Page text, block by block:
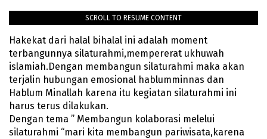
SCROLL TO RESUME CONTENT
Hakekat dari halal bihalal ini adalah moment
terbangunnya silaturahmi,mempererat ukhuwah
islamiah.Dengan membangun silaturahmi maka akan
terjalin hubungan emosional hablumminnas dan
Hablum Minallah karena itu kegiatan silaturahmi ini
harus terus dilakukan.
Dengan tema ” Membangun kolaborasi melelui
silaturahmi “mari kita membangun pariwisata,karena